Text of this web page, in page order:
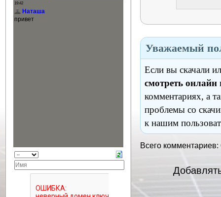
Уважаемый
Если вы скачали
смотреть онлайн
комментариях, а
проблемы со
к нашим
Всего комментариев: